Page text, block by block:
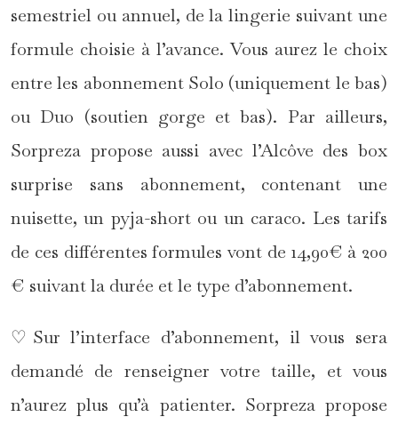
semestriel ou annuel, de la lingerie suivant une
formule choisie à l’avance. Vous aurez le choix
entre les abonnement Solo (uniquement le bas)
ou Duo (soutien gorge et bas). Par ailleurs,
Sorpreza propose aussi avec l’Alcôve des box
surprise sans abonnement, contenant une
nuisette, un pyja-short ou un caraco. Les tarifs
de ces différentes formules vont de 14,90€ à 200
€ suivant la durée et le type d’abonnement.
♡Sur l’interface d’abonnement, il vous sera
demandé de renseigner votre taille, et vous
n’aurez plus qu’à patienter. Sorpreza propose